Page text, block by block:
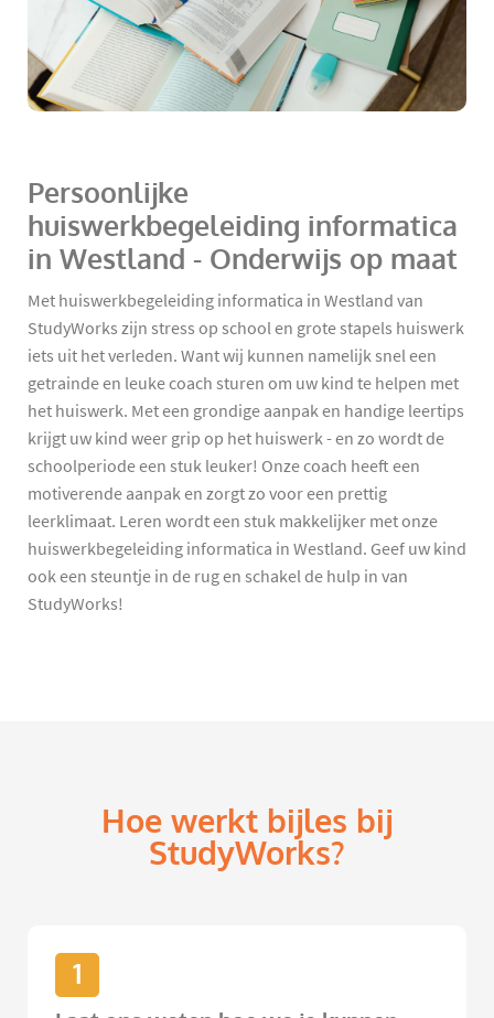
Persoonlijke
huiswerkbegeleiding informatica
in Westland - Onderwijs op maat
Met huiswerkbegeleiding informatica in Westland van
StudyWorks zijn stress op school en grote stapels huiswerk
iets uit het verleden. Want wij kunnen namelijk snel een
getrainde en leuke coach sturen om uw kind te helpen met
het huiswerk. Met een grondige aanpak en handige leertips
krijgt uw kind weer grip op het huiswerk - en zo wordt de
schoolperiode een stuk leuker! Onze coach heeft een
motiverende aanpak en zorgt zo voor een prettig
leerklimaat. Leren wordt een stuk makkelijker met onze
huiswerkbegeleiding informatica in Westland. Geef uw kind
ook een steuntje in de rug en schakel de hulp in van
StudyWorks!
Hoe werkt bijles bij
StudyWorks?
1